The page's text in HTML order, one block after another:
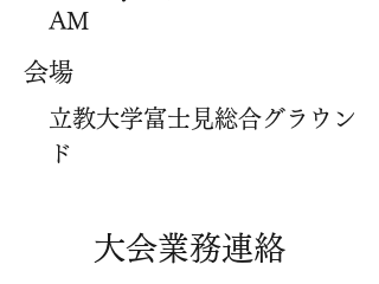
AM
​会場
立教大学富士見総合グラウン
ド
​大会業務連絡